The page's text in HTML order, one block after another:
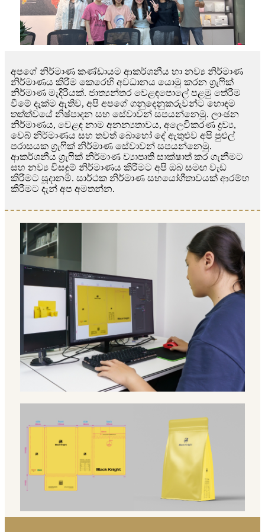
අපගේ නිර්මාණ කණ්ඩායම ආකර්ශනීය හා නව්‍ය නිර්මාණ
නිර්මාණය කිරීම කෙරෙහි අවධානය යොමු කරන ග්‍රැෆික්
නිර්මාණ මැදිරියක්. ජාත්‍යන්තර වෙළඳපොලේ පළමු තේරීම
වීමේ දැක්ම ඇතිව, අපි අපගේ ගනුදෙනුකරුවන්ට හොඳම
තත්ත්වයේ නිෂ්පාදන සහ සේවාවන් සපයන්නෙමු. ලාංඡන
නිර්මාණය, වෙළඳ නාම අනන්‍යතාවය, අලෙවිකරණ ද්‍රව්‍ය,
වෙබ් නිර්මාණය සහ තවත් බොහෝ දේ ඇතුළුව අපි පුළුල්
පරාසයක ග්‍රැෆික් නිර්මාණ සේවාවන් සපයන්නෙමු.
ආකර්ශනීය ග්‍රැෆික් නිර්මාණ ව්‍යාපෘති සාක්ෂාත් කර ගැනීමට
සහ නව්‍ය විසඳුම් නිර්මාණය කිරීමට අපි ඔබ සමඟ වැඩ
කිරීමට සූදානම්. සාර්ථක නිර්මාණ සහයෝගීතාවයක් ආරම්භ
කිරීමට දැන් අප අමතන්න.